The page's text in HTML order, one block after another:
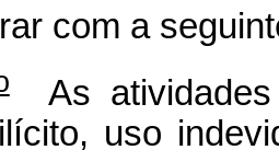
com a
As atividades
uso